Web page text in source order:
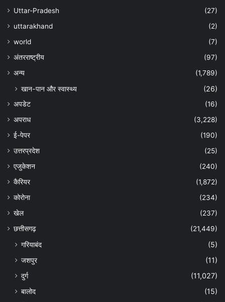
Uttar-Pradesh
(27)
uttarakhand
(2)
world
(7)
अंतरराष्ट्रीय
(97)
अन्‍य
(1,789)
खान-पान और स्वास्थ्य (26)
अपडेट
(16)
अपराध
(3,228)
ई-पेपर
(190)
उत्तरप्रदेश
(25)
एजुकेशन
(240)
कैरियर
(1,872)
कोरोना
(234)
खेल
(237)
छत्तीसगढ़
(21,449)
गरियाबंद
(5)
जशपुर
(11)
दुर्ग
(11,027)
बालोद
(15)